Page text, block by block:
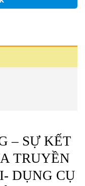
– SỰ KẾT
TRUYỀN
DỤNG CỤ